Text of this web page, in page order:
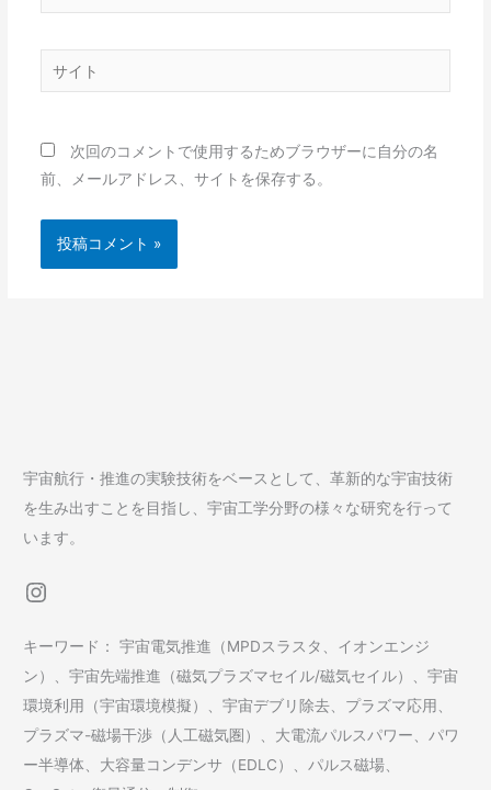
ー
イ
次回のコメントで使用するためブラウザーに自分の名
前、メールアドレス、サイトを保存する。
宇宙航行・推進の実験技術をベースとして、革新的な宇宙技術
を生み出すことを目指し、宇宙工学分野の様々な研究を行って
います。
Instagram
キーワード： 宇宙電気推進（MPDスラスタ、イオンエンジ
ン）、宇宙先端推進（磁気プラズマセイル/磁気セイル）、宇宙
環境利用（宇宙環境模擬）、宇宙デブリ除去、プラズマ応用、
プラズマ-磁場干渉（人工磁気圏）、大電流パルスパワー、パワ
ー半導体、大容量コンデンサ（EDLC）、パルス磁場、